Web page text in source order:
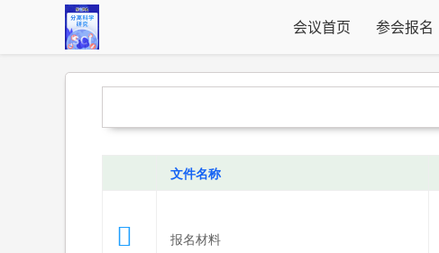
会议首页 参会报名
文件名称
报名材料